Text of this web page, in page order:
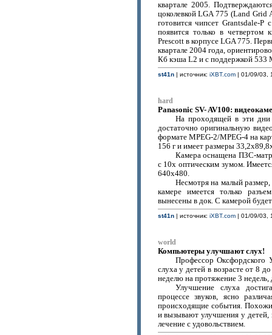
квартале 2005.
цоколевкой LGA 775 (Land Grid
готовится чипсет Grantsdale-
появится только в четвертом
Prescott в корпусе LGA 775.
квартале 2004 года,
Кб кэша L2 и с поддержкой 533
st41n| источник: iXBT.com| 01/09/03,
hard
Panasonic SV- AV100:
На проходящей в эти дни
достаточно оригинальную
формате MPEG-2/MPEG-4 на
156 г и имеет размеры
Камера оснащена ПЗС-
с 10х оптическим зумом.
640х480.
Несмотря на малый
камере имеется только
вынесены в док. С камерой
st41n| источник: iXBT.com| 01/09/03,
world
Компьютеры улучшают слух!
Профессор Оксфордского
слуха у детей в возрасте от 8
неделю на протяжение 3 недель,
Улучшение слуха
процессе звуков, ясно
происходящие события.
и вызывают улучшения у
лечение с удовольствием.